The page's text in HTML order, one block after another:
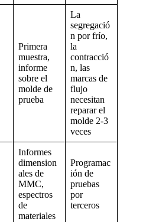
Primera
muestra,
informe
sobre el
molde de
prueba
La
segregació
n por frío,
la
contracció
n, las
marcas de
flujo
necesitan
reparar el
molde 2-3
veces
Informes
dimension
ales de
MMC,
espectros
de
materiales
Programac
ión de
pruebas
por
terceros